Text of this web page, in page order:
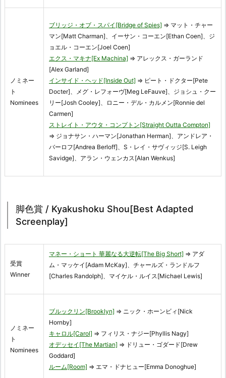
ノミネー
ト
Nominees
ブリッジ・オブ・スパイ[Bridge of Spies] ⇒ マット・チャー
マン[Matt Charman]、イーサン・コーエン[Ethan Coen]、ジ
ョエル・コーエン[Joel Coen]
エクス・マキナ[Ex Machina] ⇒ アレックス・ガーランド
[Alex Garland]
インサイド・ヘッド[Inside Out] ⇒ ピート・ドクター[Pete
Docter]、メグ・レフォーヴ[Meg LeFauve]、ジョシュ・クー
リー[Josh Cooley]、ロニー・デル・カルメン[Ronnie del
Carmen]
ストレイト・アウタ・コンプトン[Straight Outta Compton]
⇒ ジョナサン・ハーマン[Jonathan Herman]、アンドレア・
バーロフ[Andrea Berloff]、S・レイ・サヴィッジ[S. Leigh
Savidge]、アラン・ウェンカス[Alan Wenkus]
脚色賞 / Kyakushoku Shou[Best Adapted
Screenplay]
受賞
Winner
マネー・ショート 華麗なる大逆転[The Big Short] ⇒ アダ
ム・マッケイ[Adam McKay]、チャールズ・ランドルフ
[Charles Randolph]、マイケル・ルイス[Michael Lewis]
ノミネー
ト
Nominees
ブルックリン[Brooklyn] ⇒ ニック・ホーンビィ[Nick
Hornby]
キャロル[Carol] ⇒ フィリス・ナジー[Phyllis Nagy]
オデッセイ[The Martian] ⇒ ドリュー・ゴダード[Drew
Goddard]
ルーム[Room] ⇒ エマ・ドナヒュー[Emma Donoghue]